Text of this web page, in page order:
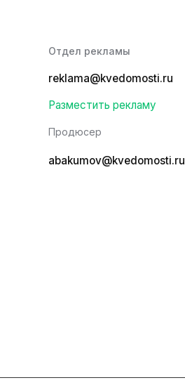
Отдел рекламы
reklama@kvedomosti.ru
Разместить рекламу
Продюсер
abakumov@kvedomosti.ru